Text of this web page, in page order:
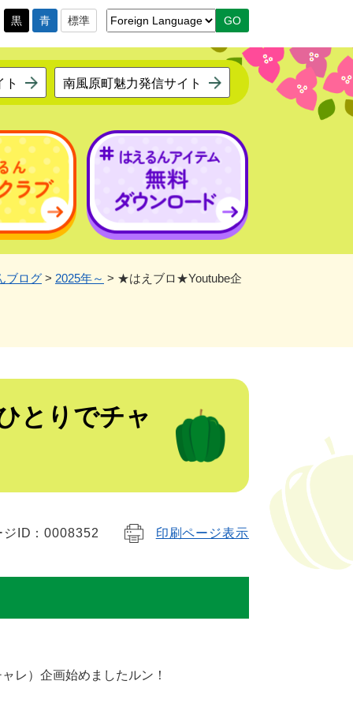
黒 青 標準
ト 南風原町魅力発信サイト
ブログ > 2025年～ > ★はえブロ★Youtube企
とりでチャ
ジID：0008352 印刷ページ表示
レ）企画始めましたルン！